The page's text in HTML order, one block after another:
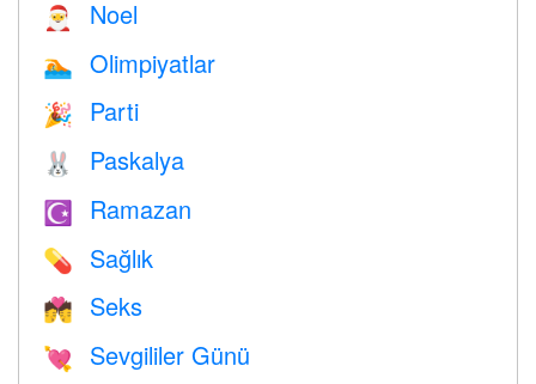
🎅 Noel
🏊 Olimpiyatlar
🎉 Parti
🐰 Paskalya
☪️ Ramazan
💊 Sağlık
💏 Seks
💘 Sevgililer Günü